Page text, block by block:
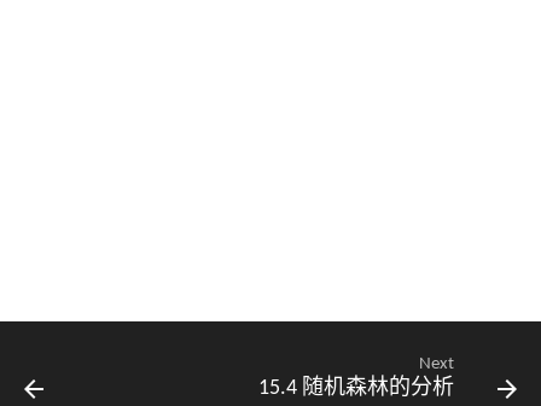
Next
15.4 随机森林的分析